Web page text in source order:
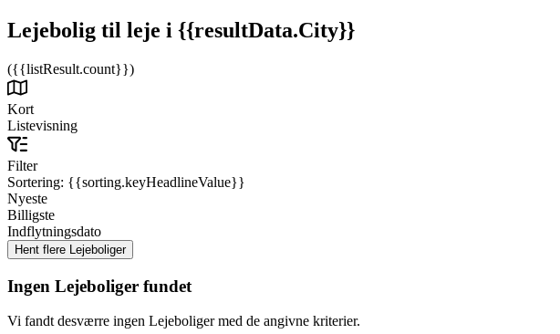
Lejebolig til leje i {{resultData.City}}
({{listResult.count}})
Kort
Listevisning
Filter
Sortering: {{sorting.keyHeadlineValue}}
Nyeste
Billigste
Indflytningsdato
Ingen Lejeboliger fundet
Vi fandt desværre ingen Lejeboliger med de angivne kriterier.